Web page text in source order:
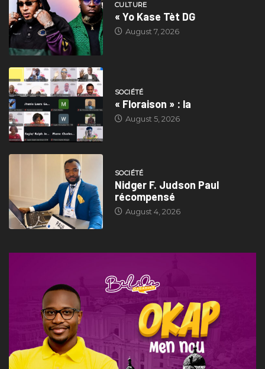
CULTURE
« Yo Kase Tèt DG
August 7, 2026
SOCIÉTÉ
« Floraison » : la
August 5, 2026
SOCIÉTÉ
Nidger F. Judson Paul
récompensé
August 4, 2026